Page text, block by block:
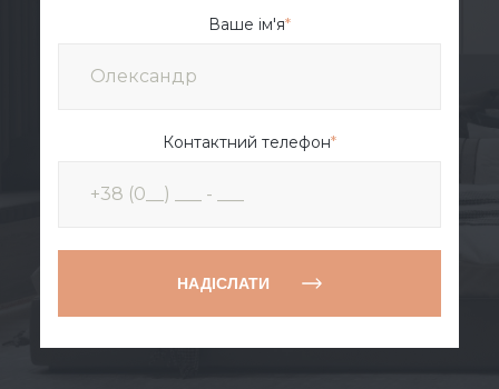
Ваше ім'я*
Контактний телефон*
НАДІСЛАТИ